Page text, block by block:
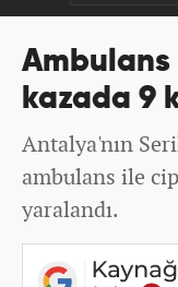
Ambulans
kazada 9
Antalya'nın
ambulans ile
yaralandı.